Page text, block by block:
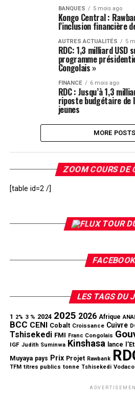
BANQUES 5 mois ago
Kongo Central :
l’inclusion financière
AUTRES ACTUALITÉS 5
RDC: 1,3 milliard USD
programme
Congolais »
FINANCE 6 mois ago
RDC : Jusqu’à 1,3
riposte budgétaire de
jeunes
MORE POSTS
ZOOM COURS DE
[table id=2 /]
TOUR
LES TAGS DU
1 2% 3 % 2024 2025 2026 Afrique
BCC CENI Cobalt Croissance Cuivre
Tshisekedi FMI Franc Congolais
IGF Judith Suminwa Kinshasa lance
Muyaya pays Prix Projet Rawbank
TFM titres publics tonne Tshisekedi